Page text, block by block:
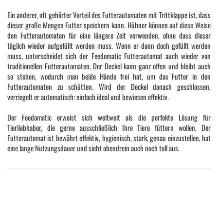
Ein anderer, oft gehörter Vorteil des Futterautomaten mit Trittklappe ist, dass
dieser große Mengen Futter speichern kann. Hühner können auf diese Weise
den Futterautomaten für eine längere Zeit verwenden, ohne dass dieser
täglich wieder aufgefüllt werden muss. Wenn er dann doch gefüllt werden
muss, unterscheidet sich der Feedomatic Futterautomat auch wieder von
traditionellen Futterautomaten. Der Deckel kann ganz offen und bleibt auch
so stehen, wodurch man beide Hände frei hat, um das Futter in den
Futterautomaten zu schütten. Wird der Deckel danach geschlossen,
verriegelt er automatisch: einfach ideal und bewiesen effektiv.
Der Feedomatic erweist sich weltweit als die perfekte Lösung für
Tierliebhaber, die gerne ausschließlich Ihre Tiere füttern wollen. Der
Futterautomat ist bewährt effektiv, hygienisch, stark, genau einzustellen, hat
eine lange Nutzungsdauer und sieht obendrein auch noch toll aus.